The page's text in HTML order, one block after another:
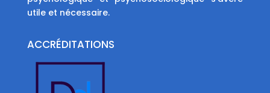
utile et nécessaire.
ACCRÉDITATIONS